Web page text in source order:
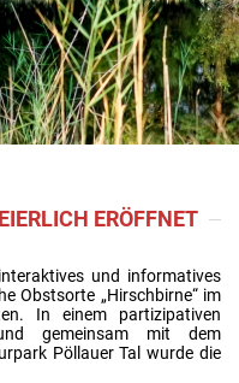
ERÖFFNET
und informatives
Obstsorte „Hirschbirne“ im
In einem partizipativen
gemeinsam mit dem
Pöllauer Tal wurde die